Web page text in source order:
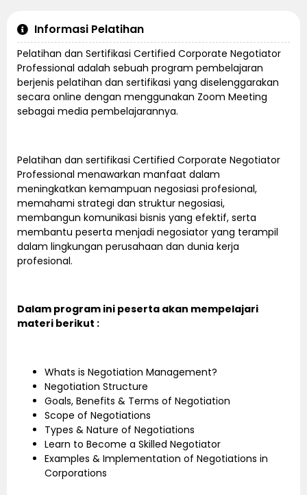
Informasi Pelatihan
Pelatihan dan Sertifikasi Certified Corporate Negotiator
Professional adalah sebuah program pembelajaran
berjenis pelatihan dan sertifikasi yang diselenggarakan
secara online dengan menggunakan Zoom Meeting
sebagai media pembelajarannya.
Pelatihan dan sertifikasi Certified Corporate Negotiator
Professional menawarkan manfaat dalam
meningkatkan kemampuan negosiasi profesional,
memahami strategi dan struktur negosiasi,
membangun komunikasi bisnis yang efektif, serta
membantu peserta menjadi negosiator yang terampil
dalam lingkungan perusahaan dan dunia kerja
profesional.
Dalam program ini peserta akan mempelajari
materi berikut :
Whats is Negotiation Management?
Negotiation Structure
Goals, Benefits & Terms of Negotiation
Scope of Negotiations
Types & Nature of Negotiations
Learn to Become a Skilled Negotiator
Examples & Implementation of Negotiations in
Corporations